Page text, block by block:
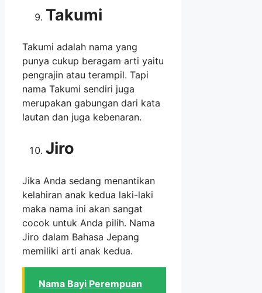
Takumi
Takumi adalah nama yang
punya cukup beragam arti yaitu
pengrajin atau terampil. Tapi
nama Takumi sendiri juga
merupakan gabungan dari kata
lautan dan juga kebenaran.
Jiro
Jika Anda sedang menantikan
kelahiran anak kedua laki-laki
maka nama ini akan sangat
cocok untuk Anda pilih. Nama
Jiro dalam Bahasa Jepang
memiliki arti anak kedua.
Nama Bayi Perempuan